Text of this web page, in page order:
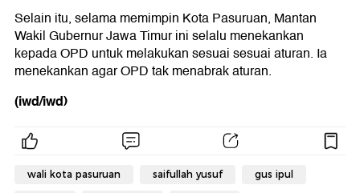
Selain itu, selama memimpin Kota Pasuruan, Mantan
Wakil Gubernur Jawa Timur ini selalu menekankan
kepada OPD untuk melakukan sesuai sesuai aturan. Ia
menekankan agar OPD tak menabrak aturan.
(iwd/iwd)
wali kota pasuruan saifullah yusuf gus ipul